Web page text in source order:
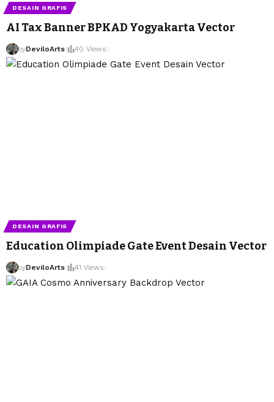
DESAIN GRAFIS
AI Tax Banner BPKAD Yogyakarta Vector
byDeviloArts 40 Views
DESAIN GRAFIS
Education Olimpiade Gate Event Desain Vector
byDeviloArts 41 Views